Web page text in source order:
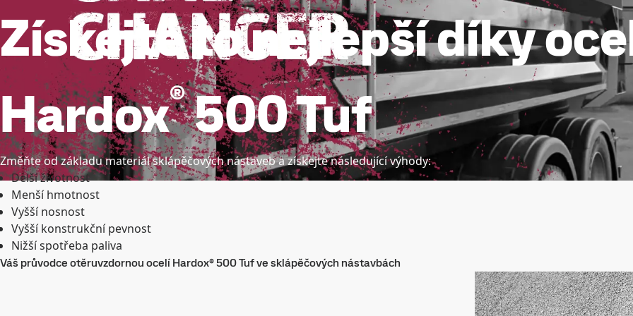
Získejte to nejlepší díky
Hardox®500 Tuf
Změňte od základu materiál sklápěčových nástaveb a získejte následující výhody:
Delší životnost
Menší hmotnost
Vyšší nosnost
Vyšší konstrukční pevnost
Nižší spotřeba paliva
Váš průvodce otěruvzdornou ocelí Hardox® 500 Tuf ve sklápěčových nástavbách